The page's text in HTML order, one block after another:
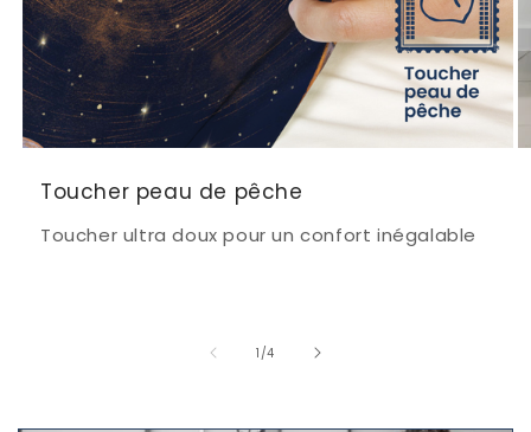
Toucher peau de pêche
Toucher ultra doux pour un confort inégalable
1 /de
4